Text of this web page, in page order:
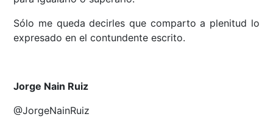
Sólo me queda decirles que comparto a plenitud lo
expresado en el contundente escrito.
Jorge Nain Ruiz
@JorgeNainRuiz